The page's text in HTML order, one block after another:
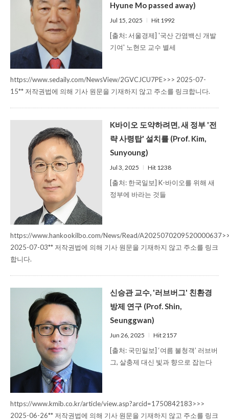
Hyune Mo passed away)
Jul 15, 2025 l Hit 1992
[출처: 서울경제] '국산 간염백신 개발
기여' 노현모 교수 별세
https://www.sedaily.com/NewsView/2GVCJCU7PE>>> 2025-07-
15** 저작권법에 의해 기사 원문을 기재하지 않고 주소를 링크합니다.
K바이오 도약하려면, 새 정부 '전
략 사령탑' 설치를 (Prof. Kim,
Sunyoung)
Jul 3, 2025 l Hit 1238
[출처: 한국일보] K-바이오를 위해 새
정부에 바라는 것들
https://www.hankookilbo.com/News/Read/
2025-07-03** 저작권법에 의해 기사 원문을 기재하지 않고 주소를 링크
합니다.
신승관 교수, '러브버그' 친환경
방제 연구 (Prof. Shin,
Seunggwan)
Jun 26, 2025 l Hit 2157
[출처: 국민일보] ‘여름 불청객’ 러브버
그, 살충제 대신 빛과 향으로 잡는다
https://www.kmib.co.kr/article/view.asp?arcid=1750842183>>>
2025-06-26** 저작권법에 의해 기사 원문을 기재하지 않고 주소를 링크